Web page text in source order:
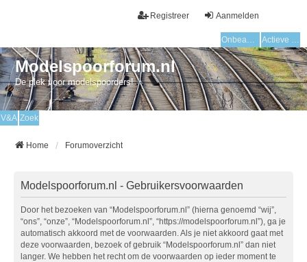
Aanmelden
Registreer
Onbeantwoorde onderwerpen Actieve onderwerpen
Modelspoorforum.nl
De plek voor modelspoorders!
V&A Zoek
Home Forumoverzicht
Modelspoorforum.nl - Gebruikersvoorwaarden
Door het bezoeken van “Modelspoorforum.nl” (hierna genoemd “wij”,
“ons”, “onze”, “Modelspoorforum.nl”, “https://modelspoorforum.nl”), ga je
automatisch akkoord met de voorwaarden. Als je niet akkoord gaat met
deze voorwaarden, bezoek of gebruik “Modelspoorforum.nl” dan niet
langer. We hebben het recht om de voorwaarden op ieder moment te